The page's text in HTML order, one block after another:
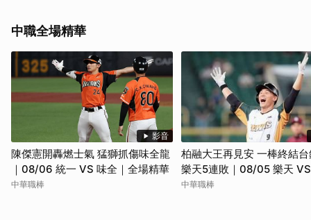
中職全場精華
影音
陳傑憲開轟燃士氣 猛獅抓傷味全龍
｜08/06 統一 VS 味全｜全場精華
中華職棒
柏融大王再見安 一棒終結
樂天5連敗｜08/05 樂天
｜全場精華
中華職棒